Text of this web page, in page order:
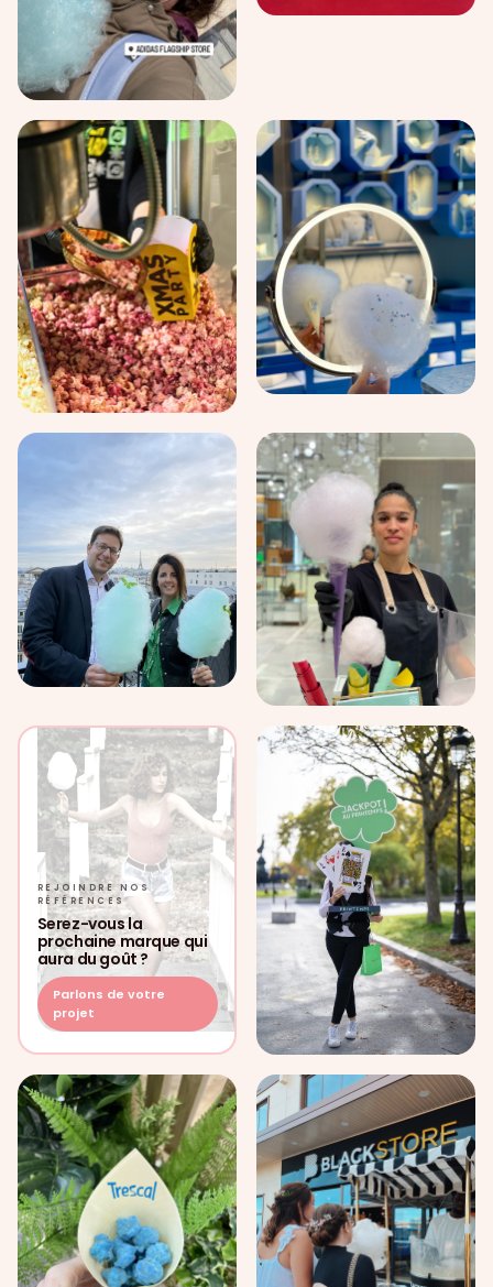
REJOINDRE NOS
RÉFÉRENCES
Serez-vous la
prochaine marque qui
aura du goût ?
Parlons de votre
projet